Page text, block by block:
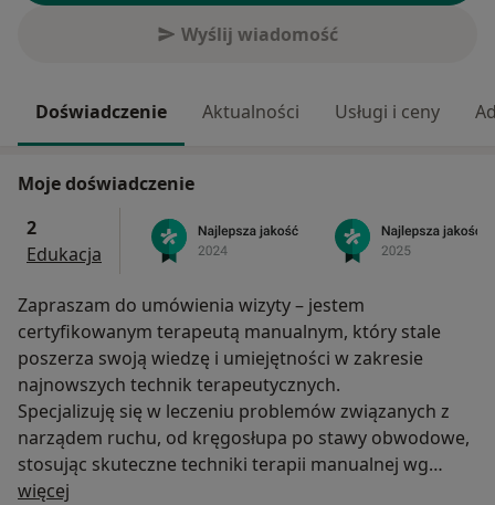
Wyślij wiadomość
Doświadczenie Aktualności Usługi i ceny
Moje doświadczenie
2
Edukacja
Zapraszam do umówienia wizyty – jestem
certyfikowanym terapeutą manualnym, który stale
poszerza swoją wiedzę i umiejętności w zakresie
najnowszych technik terapeutycznych.
Specjalizuję się w leczeniu problemów związanych z
narządem ruchu, od kręgosłupa po stawy obwodowe,
stosując skuteczne techniki terapii manualnej wg
koncepcji Maitland’a.
więcej